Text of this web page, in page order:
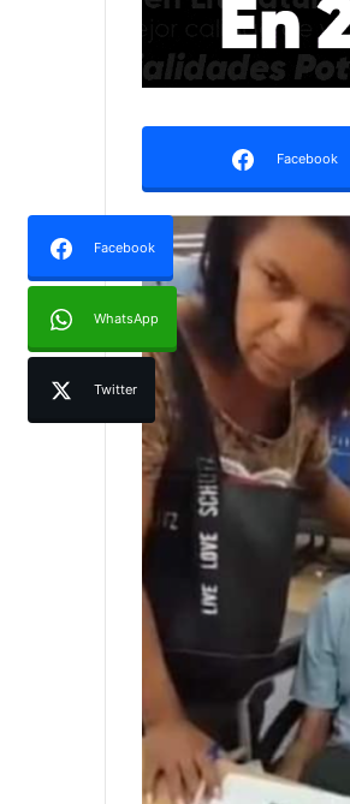
Facebook
Facebook
WhatsApp
Twitter